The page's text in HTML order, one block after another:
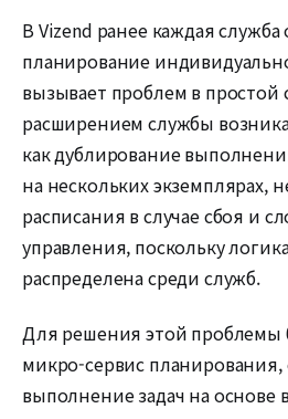
В Vizend ранее каждая служба
планирование
вызывает проблем в простой
расширением службы
как дублирование
на нескольких экземплярах,
расписания в случае сбоя и
управления, поскольку
распределена среди служб.
Для решения этой проблемы
микро-сервис
выполнение задач на основе